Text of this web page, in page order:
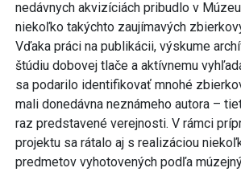
nedávnych akvizíciách pribudlo v
niekoľko takýchto zaujímavých
Vďaka práci na publikácii, výskume
štúdiu dobovej tlače a aktívnemu
sa podarilo identifikovať mnohé
mali donedávna neznámeho autora –
raz predstavené verejnosti. V rámci
projektu sa rátalo aj s realizáciou
predmetov vyhotovených podľa